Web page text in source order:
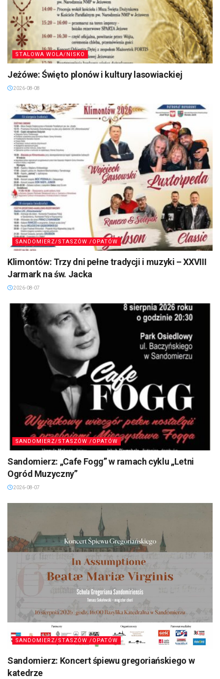
STALOWA WOLA/NISKO
Jeżówe: Święto plonów i kultury lasowiackiej
2026-08-08
SANDOMIERZ/STASZÓW /OPATÓW
Klimontów: Trzy dni pełne tradycji i muzyki – XXVIII
Jarmark na św. Jacka
2026-08-07
SANDOMIERZ/STASZÓW /OPATÓW
Sandomierz: „Cafe Fogg” w ramach cyklu „Letni
Ogród Muzyczny”
2026-08-07
SANDOMIERZ/STASZÓW /OPATÓW
Sandomierz: Koncert śpiewu gregoriańskiego w
katedrze